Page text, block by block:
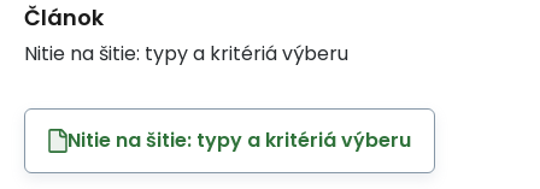
Článok
Nitie na šitie: typy a kritériá výberu
Nitie na šitie: typy a kritériá výberu